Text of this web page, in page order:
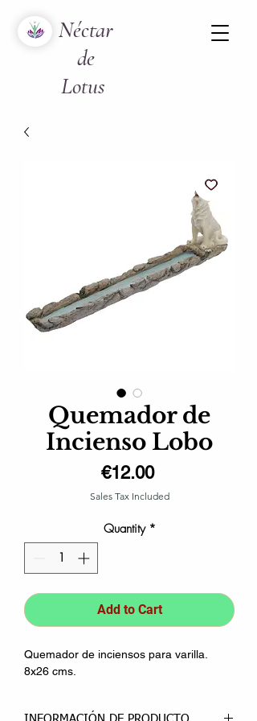
Néctar
de
Lotus
Quemador de
Incienso Lobo
€12.00Price
Sales Tax Included
Quantity *
Add to Cart
Quemador de inciensos para varilla.
8x26 cms.
INFORMACIÓN DE PRODUCTO